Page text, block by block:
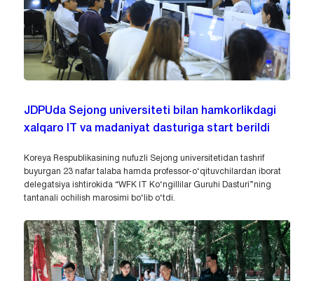
JDPUda Sejong universiteti bilan hamkorlikdagi
xalqaro IT va madaniyat dasturiga start berildi
Koreya Respublikasining nufuzli Sejong universitetidan tashrif
buyurgan 23 nafar talaba hamda professor-o‘qituvchilardan iborat
delegatsiya ishtirokida “WFK IT Ko‘ngillilar Guruhi Dasturi”ning
tantanali ochilish marosimi bo‘lib o‘tdi.